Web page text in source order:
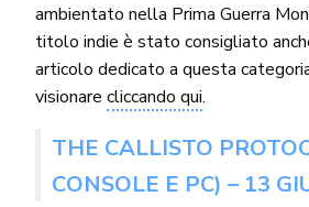
ambientato nella Prima Guerra
titolo indie è stato consigliato
articolo dedicato a questa
visionare cliccando qui.
THE CALLISTO
CONSOLE E PC) – 13